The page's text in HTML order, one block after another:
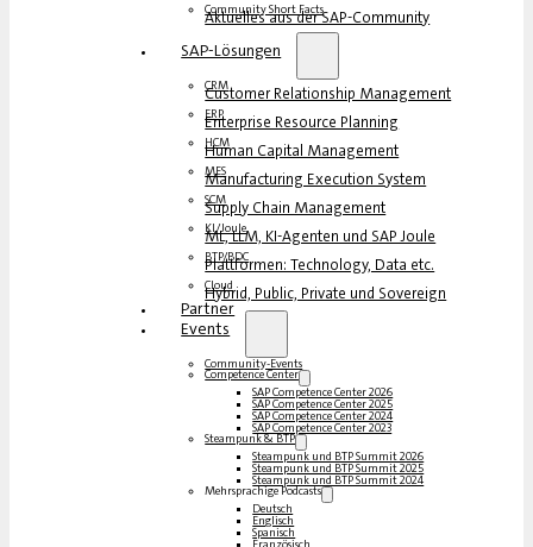
Community Short Facts
Aktuelles aus der SAP-Community
SAP-Lösungen
CRM
Customer Relationship Management
ERP
Enterprise Resource Planning
HCM
Human Capital Management
MES
Manufacturing Execution System
SCM
Supply Chain Management
KI/Joule
ML, LLM, KI-Agenten und SAP Joule
BTP/BDC
Plattformen: Technology, Data etc.
Cloud
Hybrid, Public, Private und Sovereign
Partner
Events
Community-Events
Competence Center
SAP Competence Center 2026
SAP Competence Center 2025
SAP Competence Center 2024
SAP Competence Center 2023
Steampunk & BTP
Steampunk und BTP Summit 2026
Steampunk und BTP Summit 2025
Steampunk und BTP Summit 2024
Mehrsprachige Podcasts
Deutsch
Englisch
Spanisch